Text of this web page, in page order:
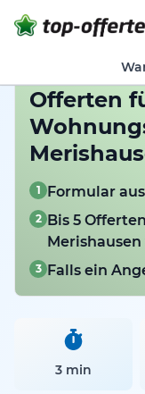
Offerten
1 Formular
2 Bis 5
3 Falls ein
3 min